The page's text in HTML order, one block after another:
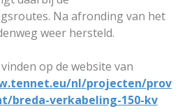
Na afronding van het
weer hersteld.
op de website van
nl/projecten/prov
breda-verkabeling-150-kv